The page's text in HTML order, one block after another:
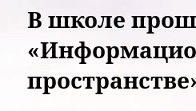
В школе